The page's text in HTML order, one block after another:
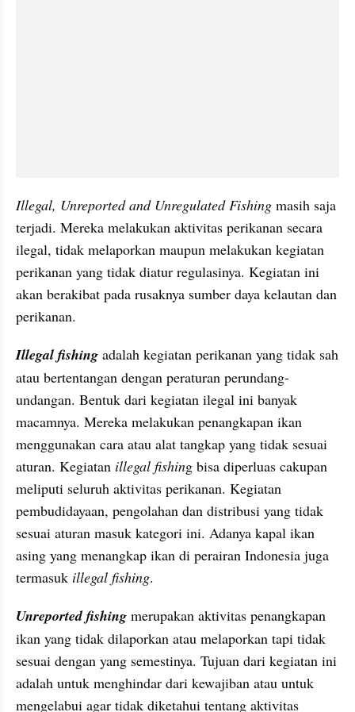
Illegal, Unreported and Unregulated Fishing masih saja
terjadi. Mereka melakukan aktivitas perikanan secara
ilegal, tidak melaporkan maupun melakukan kegiatan
perikanan yang tidak diatur regulasinya. Kegiatan ini
akan berakibat pada rusaknya sumber daya kelautan dan
perikanan.
Illegal fishing adalah kegiatan perikanan yang tidak sah
atau bertentangan dengan peraturan perundang-
undangan. Bentuk dari kegiatan ilegal ini banyak
macamnya. Mereka melakukan penangkapan ikan
menggunakan cara atau alat tangkap yang tidak sesuai
aturan. Kegiatan illegal fishing bisa diperluas cakupan
meliputi seluruh aktivitas perikanan. Kegiatan
pembudidayaan, pengolahan dan distribusi yang tidak
sesuai aturan masuk kategori ini. Adanya kapal ikan
asing yang menangkap ikan di perairan Indonesia juga
termasuk illegal fishing.
Unreported fishing merupakan aktivitas penangkapan
ikan yang tidak dilaporkan atau melaporkan tapi tidak
sesuai dengan yang semestinya. Tujuan dari kegiatan ini
adalah untuk menghindar dari kewajiban atau untuk
mengelabui agar tidak diketahui tentang aktivitas